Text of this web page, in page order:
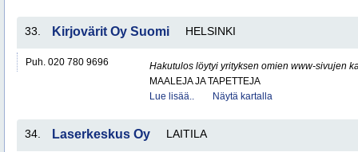
33. Kirjovärit Oy Suomi HELSINKI
Puh. 020 780 9696
Hakutulos löytyi yrityksen omien www-sivujen
MAALEJA JA TAPETTEJA
Lue lisää..
Näytä kartalla
34. Laserkeskus Oy LAITILA